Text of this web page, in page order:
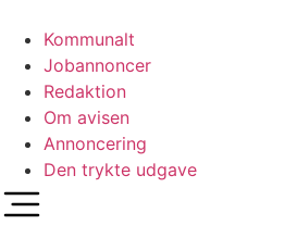
indhold
Kommunalt
Jobannoncer
Redaktion
Om avisen
Annoncering
Den trykte udgave